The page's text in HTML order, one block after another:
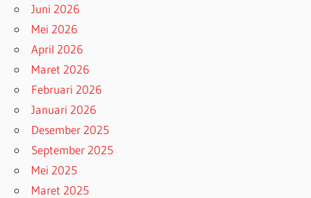
Juni 2026
Mei 2026
April 2026
Maret 2026
Februari 2026
Januari 2026
Desember 2025
September 2025
Mei 2025
Maret 2025